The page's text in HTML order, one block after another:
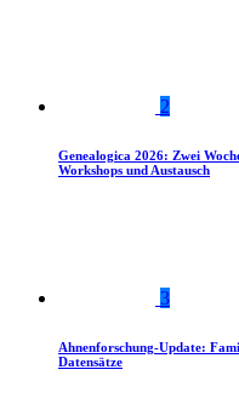
2
Genealogica 2026: Zwei
Workshops und Austausch
3
Ahnenforschung-Update:
Datensätze